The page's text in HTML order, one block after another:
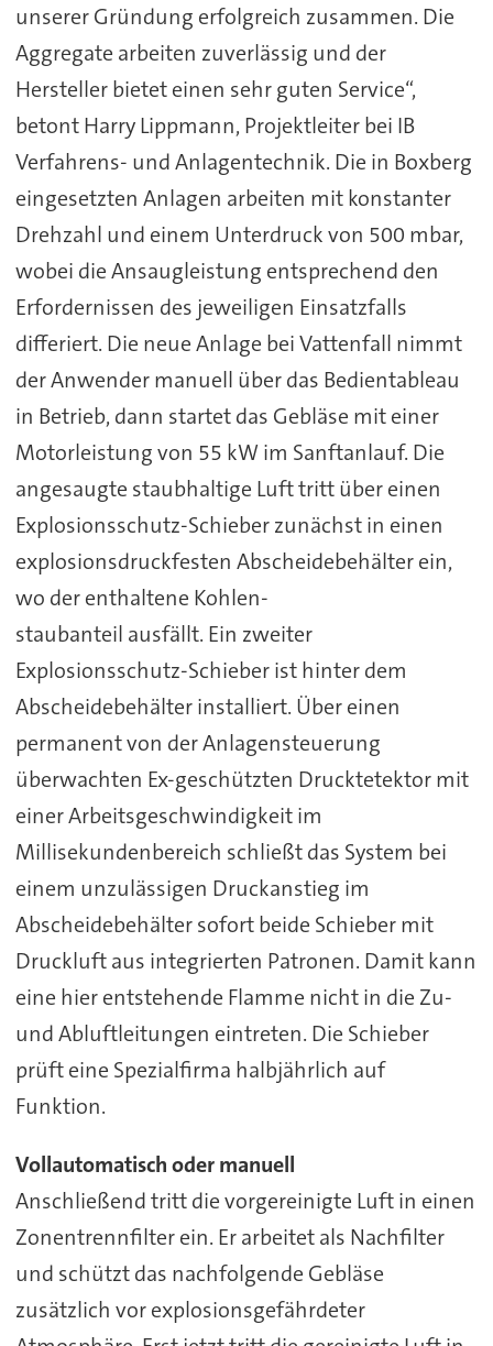
unserer Gründung erfolgreich zusammen. Die
Aggregate arbeiten zuverlässig und der
Hersteller bietet einen sehr guten Service“,
betont Harry Lippmann, Projektleiter bei IB
Verfahrens- und Anlagentechnik. Die in Boxberg
eingesetzten Anlagen arbeiten mit konstanter
Drehzahl und einem Unterdruck von 500 mbar,
wobei die Ansaugleistung entsprechend den
Erfordernissen des jeweiligen Einsatzfalls
differiert. Die neue Anlage bei Vattenfall nimmt
der Anwender manuell über das Bedientableau
in Betrieb, dann startet das Gebläse mit einer
Motorleistung von 55 kW im Sanftanlauf. Die
angesaugte staubhaltige Luft tritt über einen
Explosionsschutz-Schieber zunächst in einen
explosionsdruckfesten Abscheidebehälter ein,
wo der enthaltene Kohlen-
staubanteil ausfällt. Ein zweiter
Explosionsschutz-Schieber ist hinter dem
Abscheidebehälter installiert. Über einen
permanent von der Anlagensteuerung
überwachten Ex-geschützten Drucktetektor mit
einer Arbeitsgeschwindigkeit im
Millisekundenbereich schließt das System bei
einem unzulässigen Druckanstieg im
Abscheidebehälter sofort beide Schieber mit
Druckluft aus integrierten Patronen. Damit kann
eine hier entstehende Flamme nicht in die Zu-
und Abluftleitungen eintreten. Die Schieber
prüft eine Spezialfirma halbjährlich auf
Funktion.
Vollautomatisch oder manuell
Anschließend tritt die vorgereinigte Luft in einen
Zonentrennfilter ein. Er arbeitet als Nachfilter
und schützt das nachfolgende Gebläse
zusätzlich vor explosionsgefährdeter